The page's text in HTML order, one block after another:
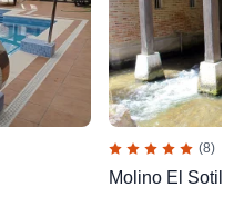
(8)
Molino El Sotillo